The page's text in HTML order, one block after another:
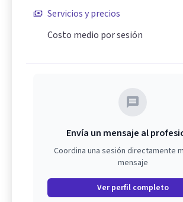
Servicios y precios
Costo medio por sesión
Envía un mensaje al
Coordina una sesión directamente
mensaje
Ver perfil completo